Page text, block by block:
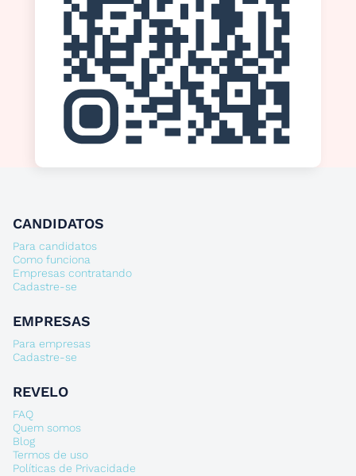
CANDIDATOS
Para candidatos
Como funciona
Empresas contratando
Cadastre-se
EMPRESAS
Para empresas
Cadastre-se
REVELO
FAQ
Quem somos
Blog
Termos de uso
Políticas de Privacidade